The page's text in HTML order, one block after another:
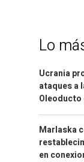
Lo
Ucrania
ataques a
Oleoducto
Marlaska
en